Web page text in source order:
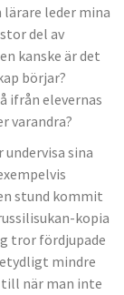
leder mina
del av
kanske är det
börjar?
ifrån elevernas
varandra?
sina
stund kommit
kopia
tror fördjupade
mindre
när man inte